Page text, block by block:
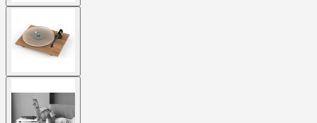
larger
image
larger
image